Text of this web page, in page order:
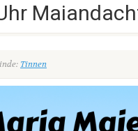
Tinnen